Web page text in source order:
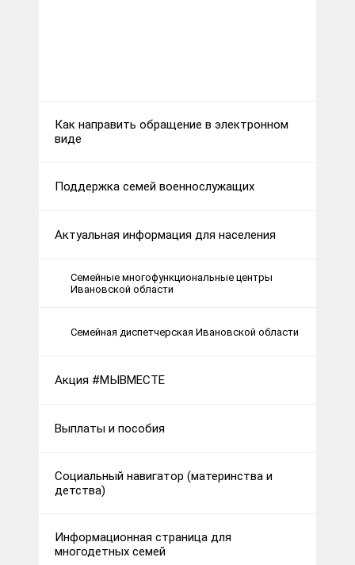
Как направить обращение в электронном
виде
Поддержка семей военнослужащих
Актуальная информация для населения
Семейные многофункциональные центры
Ивановской области
Семейная диспетчерская Ивановской области
Акция #МЫВМЕСТЕ
Выплаты и пособия
Социальный навигатор (материнства и
детства)
Информационная страница для
многодетных семей